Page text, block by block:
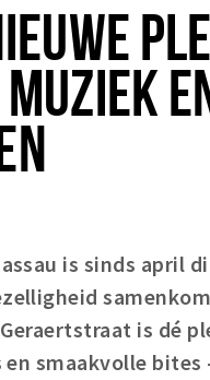
is sinds april
is dé
smaakvolle